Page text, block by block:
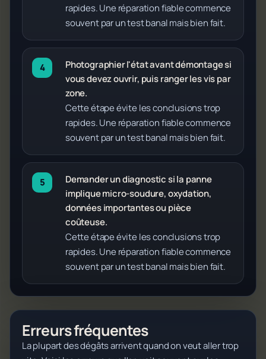
rapides. Une réparation fiable commence
souvent par un test banal mais bien fait.
Photographier l'état avant démontage si
vous devez ouvrir, puis ranger les vis par
zone.
Cette étape évite les conclusions trop
rapides. Une réparation fiable commence
souvent par un test banal mais bien fait.
Demander un diagnostic si la panne
implique micro-soudure, oxydation,
données importantes ou pièce
coûteuse.
Cette étape évite les conclusions trop
rapides. Une réparation fiable commence
souvent par un test banal mais bien fait.
Erreurs fréquentes
La plupart des dégâts arrivent quand on veut aller trop